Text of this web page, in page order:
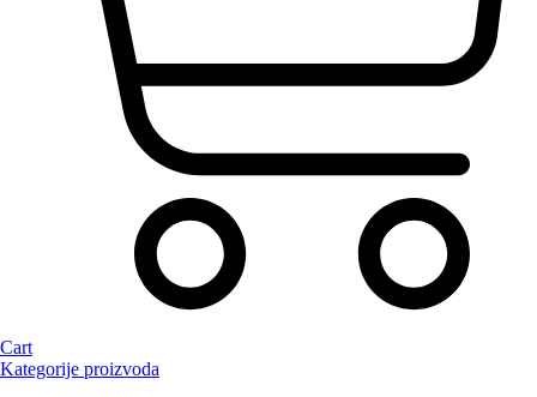
Cart
Kategorije proizvoda